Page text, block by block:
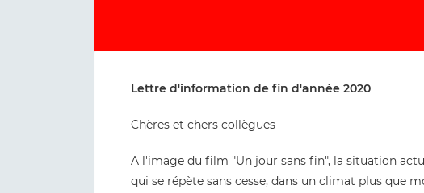
Lettre d'information de fin d'année 2020
Chères et chers collègues
A l'image du film "Un jour sans fin", la situation
qui se répète sans cesse, dans un climat plus que